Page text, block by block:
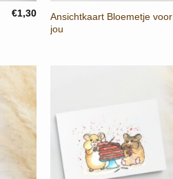
€1,30
Ansichtkaart Bloemetje voor
jou